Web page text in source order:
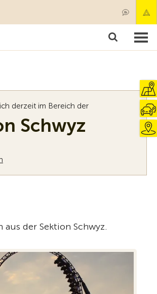
derzeit im Bereich der
Schwyz
aus der Sektion Schwyz.